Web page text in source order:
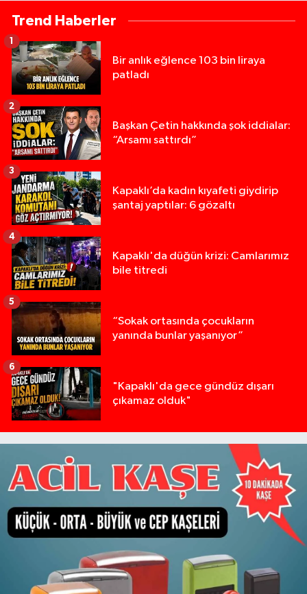
Trend Haberler
Bir anlık eğlence 103 bin liraya
patladı
1
Başkan Çetin hakkında şok iddialar:
“Arsamı sattırdı”
2
Kapaklı’da kadın kıyafeti giydirip
şantaj yaptılar: 6 gözaltı
3
Kapaklı'da düğün krizi: Camlarımız
bile titredi
4
“Sokak ortasında çocukların
yanında bunlar yaşanıyor”
5
"Kapaklı'da gece gündüz dışarı
çıkamaz olduk"
6